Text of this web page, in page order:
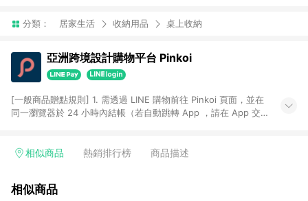
分類： 居家生活 收納用品 桌上收納
亞洲跨境設計購物平台 Pinkoi
[一般商品贈點規則] 1. 需透過 LINE 購物前往 Pinkoi 頁面，並在
同一瀏覽器於 24 小時內結帳（若自動跳轉 App ，請在 App 交
回饋訂單不得享有 Pinkoi 站方優惠，例如首購優惠，P coins，
行為，不具贈點資格，部分退款不在此限。 6. APP 請更新至
相似商品 熱銷排行榜 商品描述
相似商品